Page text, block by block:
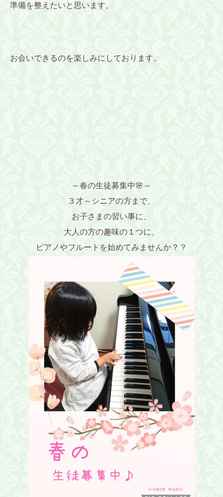
準備を整えたいと思います。
お会いできるのを楽しみにしております。
～春の生徒募集中🌸～
３才～シニアの方まで、
お子さまの習い事に、
大人の方の趣味の１つに、
ピアノやフルートを始めてみませんか？？